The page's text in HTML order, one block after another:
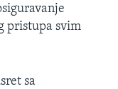
pristupa svim
sa